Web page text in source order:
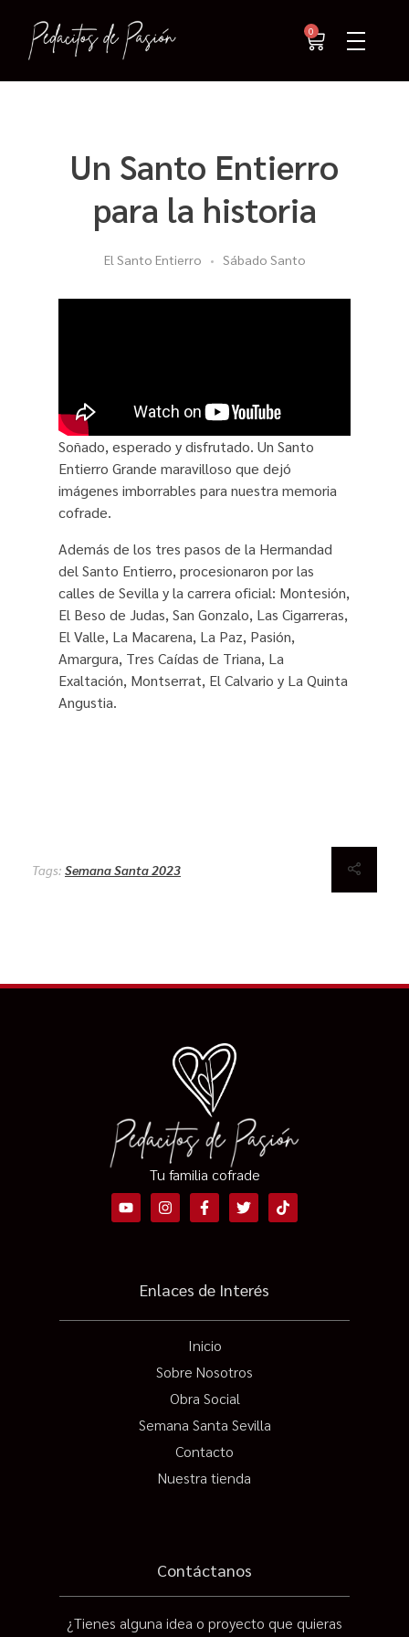
0
Un Santo Entierro
para la historia
El Santo Entierro Sábado Santo
Soñado, esperado y disfrutado. Un Santo
Entierro Grande maravilloso que dejó
imágenes imborrables para nuestra memoria
cofrade.
Además de los tres pasos de la Hermandad
del Santo Entierro, procesionaron por las
calles de Sevilla y la carrera oficial: Montesión,
El Beso de Judas, San Gonzalo, Las Cigarreras,
El Valle, La Macarena, La Paz, Pasión,
Amargura, Tres Caídas de Triana, La
Exaltación, Montserrat, El Calvario y La Quinta
Angustia.
Tags: Semana Santa 2023
Tu familia cofrade
Enlaces de Interés
Inicio
Sobre Nosotros
Obra Social
Semana Santa Sevilla
Contacto
Nuestra tienda
Contáctanos
¿Tienes alguna idea o proyecto que quieras